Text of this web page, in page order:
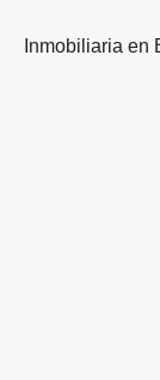
Inmobiliaria en